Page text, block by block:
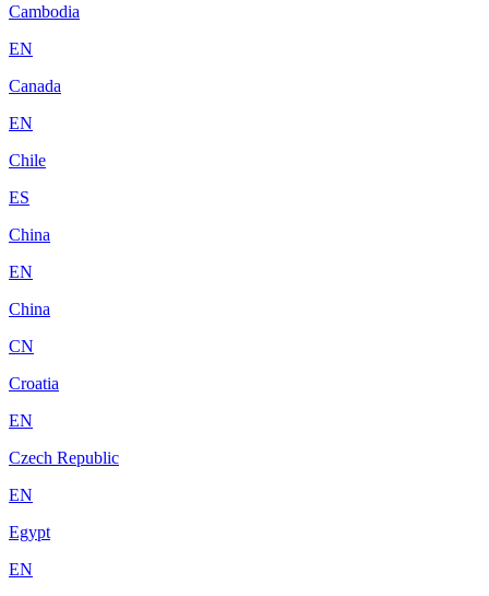
Cambodia
EN
Canada
EN
Chile
ES
China
EN
China
CN
Croatia
EN
Czech Republic
EN
Egypt
EN